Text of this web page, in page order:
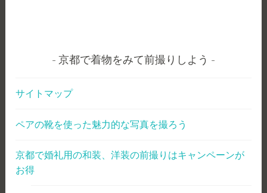
京都で着物をみて前撮りしよう
サイトマップ
ペアの靴を使った魅力的な写真を撮ろう
京都で婚礼用の和装、洋装の前撮りはキャンペーンが
お得